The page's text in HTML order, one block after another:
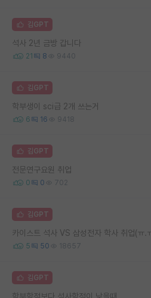
김GPT
석사 2년 금방 갑니다
21 8 9440
김GPT
학부생이 sci급 2개 쓰는거
6 16 9418
김GPT
전문연구요원 취업
0 0 702
김GPT
카이스트 석사 VS 삼성전자 학사 취업(ㅠ.
5 50 18657
김GPT
학부학점보다 석사학점이 낮을때